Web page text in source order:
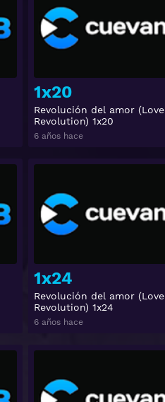
1x20
Revolución del amor (Love
Revolution) 1x20
6 años hace
1x24
Revolución del amor (Love
Revolution) 1x24
6 años hace